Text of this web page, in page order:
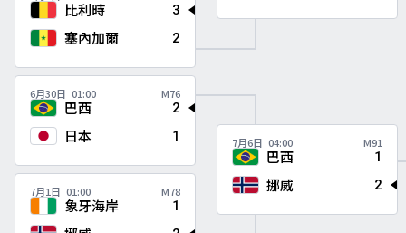
比利時 3
塞內加爾 2
6月30日 01:00 M76
巴西 2
日本 1
7月1日 01:00 M78
象牙海岸 1
7月6日 04:00 M91
巴西 1
挪威 2